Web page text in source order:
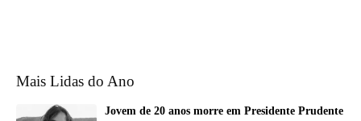
Mais Lidas do Ano
Jovem de 20 anos morre em Presidente Prudente